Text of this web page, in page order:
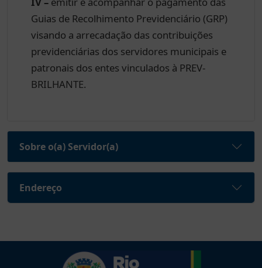
Guias de Recolhimento Previdenciário (GRP)
visando a arrecadação das contribuições
previdenciárias dos servidores municipais e
patronais dos entes vinculados à PREV-
BRILHANTE.
Sobre o(a) Servidor(a)
Endereço